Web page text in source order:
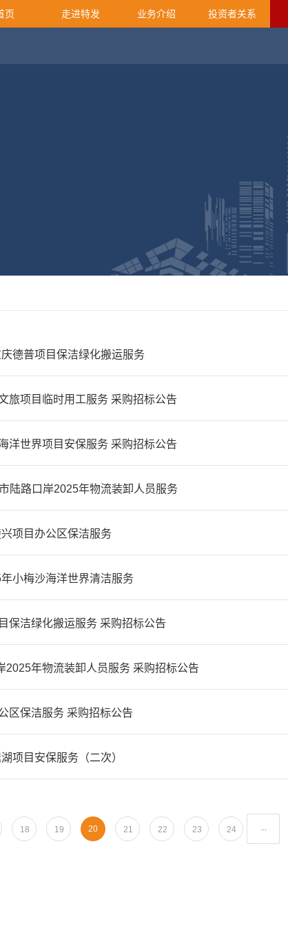
页 走进特发 业务介绍 投资者关系
德普项目保洁绿化搬运服务
旅项目临时用工服务 采购招标公告
洋世界项目安保服务 采购招标公告
陆路口岸2025年物流装卸人员服务
项目办公区保洁服务
小梅沙海洋世界清洁服务
保洁绿化搬运服务 采购招标公告
年物流装卸人员服务 采购招标公告
区保洁服务 采购招标公告
项目安保服务（二次）
18 19 20 21 22 23 24 ...